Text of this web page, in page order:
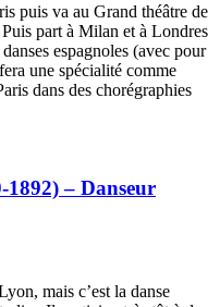
puis va au Grand théâtre de
part à Milan et à Londres
espagnoles (avec pour
une spécialité comme
dans des chorégraphies
1892) – Danseur
mais c’est la danse